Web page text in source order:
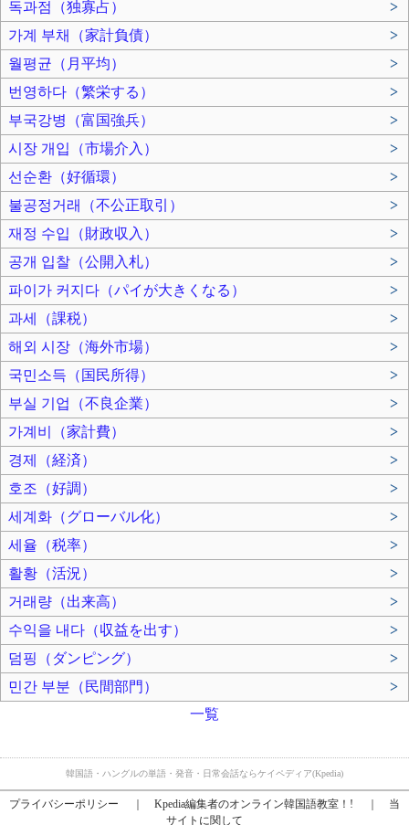
독과점（独寡占）
>
가계 부채（家計負債）
>
월평균（月平均）
>
번영하다（繁栄する）
>
부국강병（富国強兵）
>
시장 개입（市場介入）
>
선순환（好循環）
>
불공정거래（不公正取引）
>
재정 수입（財政収入）
>
공개 입찰（公開入札）
>
파이가 커지다（パイが大きくなる）
>
과세（課税）
>
해외 시장（海外市場）
>
국민소득（国民所得）
>
부실 기업（不良企業）
>
가계비（家計費）
>
경제（経済）
>
호조（好調）
>
세계화（グローバル化）
>
세율（税率）
>
활황（活況）
>
거래량（出来高）
>
수익을 내다（収益を出す）
>
덤핑（ダンピング）
>
민간 부분（民間部門）
>
一覧
韓国語・ハングルの単語・発音・日常会話ならケイペディア(Kpedia)
プライバシーポリシー Kpedia編集者のオンライン韓国語教室！!
当
サイトに関して